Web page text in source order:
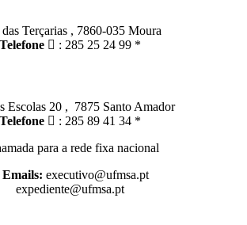
Terçarias , 7860-035 Moura
Telefone
: 285 25 24 99 *
Escolas 20 , 7875 Santo Amador
Telefone
: 285 89 41 34 *
para a rede fixa nacional
Emails: executivo@ufmsa.pt
expediente@ufmsa.pt